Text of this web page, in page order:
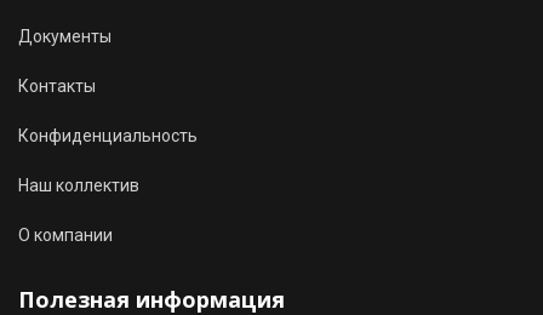
Документы
Контакты
Конфиденциальность
Наш коллектив
О компании
Полезная информация